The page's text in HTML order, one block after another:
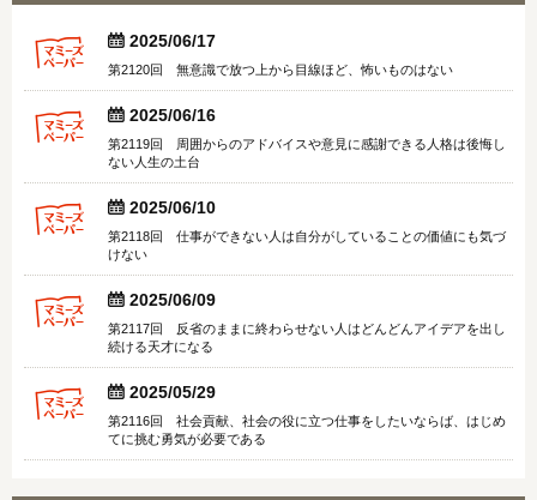
  2025/06/17
第2120回 無意識で放つ上から目線ほど、怖いものはない
  2025/06/16
第2119回 周囲からのアドバイスや意見に感謝できる人格は後悔し
ない人生の土台
  2025/06/10
第2118回 仕事ができない人は自分がしていることの価値にも気づ
けない
  2025/06/09
第2117回 反省のままに終わらせない人はどんどんアイデアを出し
続ける天才になる
  2025/05/29
第2116回 社会貢献、社会の役に立つ仕事をしたいならば、はじめ
てに挑む勇気が必要である